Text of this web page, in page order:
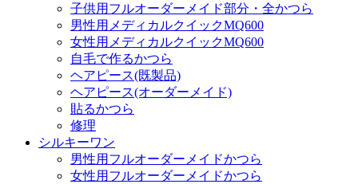
子供用フルオーダーメイド部分・全かつら
男性用メディカルクイックMQ600
女性用メディカルクイックMQ600
自毛で作るかつら
ヘアピース(既製品)
ヘアピース(オーダーメイド)
貼るかつら
修理
シルキーワン
男性用フルオーダーメイドかつら
女性用フルオーダーメイドかつら